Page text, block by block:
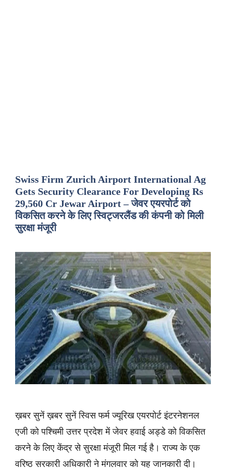
Swiss Firm Zurich Airport International Ag
Gets Security Clearance For Developing Rs
29,560 Cr Jewar Airport – जेवर एयरपोर्ट को
विकसित करने के लिए स्विट्जरलैंड की कंपनी को मिली
सुरक्षा मंजूरी
ख़बर सुनें ख़बर सुनें स्विस फर्म ज्यूरिख एयरपोर्ट इंटरनेशनल
एजी को पश्चिमी उत्तर प्रदेश में जेवर हवाई अड्डे को विकसित
करने के लिए केंद्र से सुरक्षा मंजूरी मिल गई है। राज्य के एक
वरिष्ठ सरकारी अधिकारी ने मंगलवार को यह जानकारी दी।